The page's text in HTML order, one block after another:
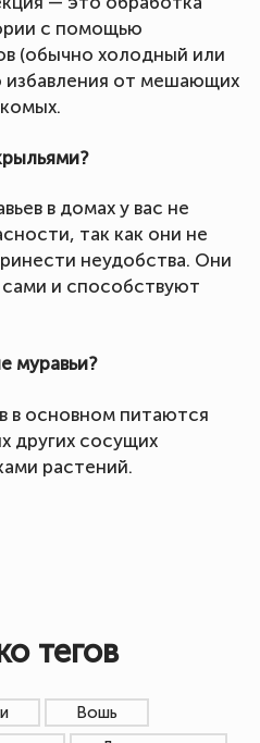
с помощью
(обычно холодный или
избавления от мешающих
в домах у вас не
так как они не
неудобства. Они
и способствуют
муравьи?
в основном питаются
других сосущих
растений.
тегов
Вошь